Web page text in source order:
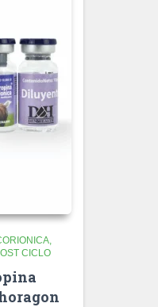
CICLO